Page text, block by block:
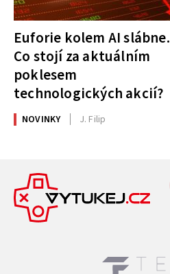
Euforie kolem AI slábne.
Co stojí za aktuálním
poklesem
technologických akcií?
NOVINKY J. Filip